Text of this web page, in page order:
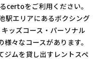
certoをご利用ください。
駅エリアにあるボクシング
ッズコース・パーソナル
々なコースがあります。
ジムを貸し出すレントスペ